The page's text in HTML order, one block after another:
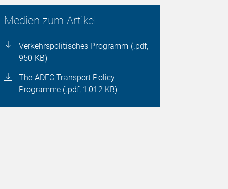
Medien zum Artikel
Verkehrspolitisches Programm (.pdf,
950 KB)
The ADFC Transport Policy
Programme (.pdf, 1,012 KB)